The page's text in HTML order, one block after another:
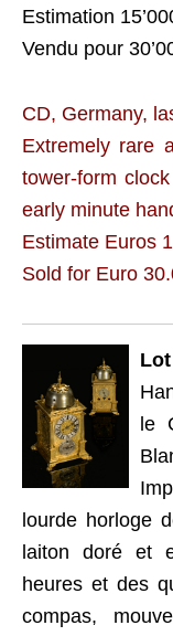
Estimation
Vendu pour
CD, Germany,
Extremely rare
tower-form
early minute
Estimate Euros
Sold for Euro
le
lourde horloge
laiton doré et
heures et des
compas,